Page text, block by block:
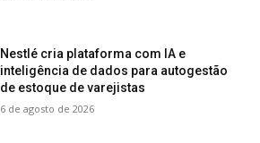
Nestlé cria plataforma com IA e
inteligência de dados para autogestão
de estoque de varejistas
6 de agosto de 2026